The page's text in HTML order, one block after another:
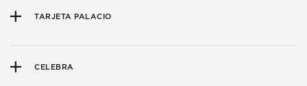
TARJETA PALACIO
CELEBRA